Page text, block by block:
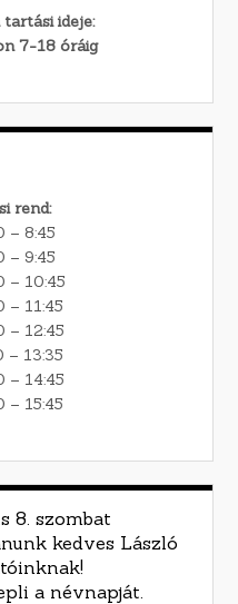
ideje:
7-18 óráig
rend:
– 8:45
– 9:45
– 10:45
– 11:45
– 12:45
– 13:35
– 14:45
– 15:45
8. szombat
kedves László
a névnapját.